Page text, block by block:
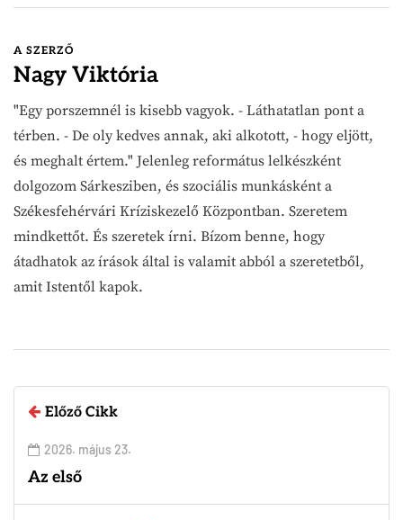
A SZERZŐ
Nagy Viktória
"Egy porszemnél is kisebb vagyok. - Láthatatlan pont a
térben. - De oly kedves annak, aki alkotott, - hogy eljött,
és meghalt értem." Jelenleg református lelkészként
dolgozom Sárkesziben, és szociális munkásként a
Székesfehérvári Kríziskezelő Központban. Szeretem
mindkettőt. És szeretek írni. Bízom benne, hogy
átadhatok az írások által is valamit abból a szeretetből,
amit Istentől kapok.
Előző Cikk
2026. május 23.
Az első